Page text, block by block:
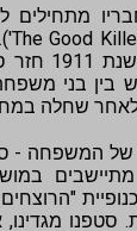
בונוונטרה
מקרי
בני
שחלה
השלישי של